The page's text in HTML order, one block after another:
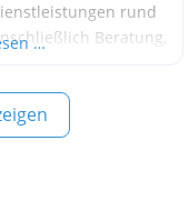
rund
Beratung,
in der Branche sind
für nachhaltige
Sie sich für
…